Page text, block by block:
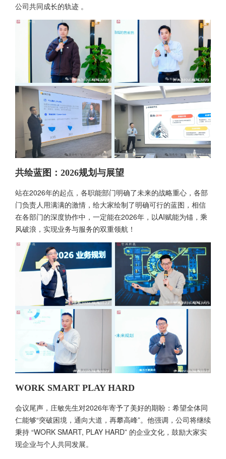
公司共同成长的轨迹 。
共绘蓝图：2026规划与展望
站在2026年的起点，各职能部门明确了未来的战略重心，各部
门负责人用满满的激情，给大家绘制了明确可行的蓝图，相信
在各部门的深度协作中，一定能在2026年，以AI赋能为锚，乘
风破浪，实现业务与服务的双重领航！
WORK SMART PLAY HARD
会议尾声，庄敏先生对2026年寄予了美好的期盼：希望全体同
仁能够“突破困境，通向大道，再攀高峰”。他强调，公司将继续
秉持 “WORK SMART, PLAY HARD” 的企业文化，鼓励大家实
现企业与个人共同发展。